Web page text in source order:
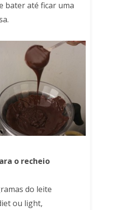
bater até ficar uma
o recheio
do leite
ou light,